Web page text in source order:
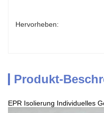
Hervorheben:
Produkt-
EPR Isolierung Individuelles